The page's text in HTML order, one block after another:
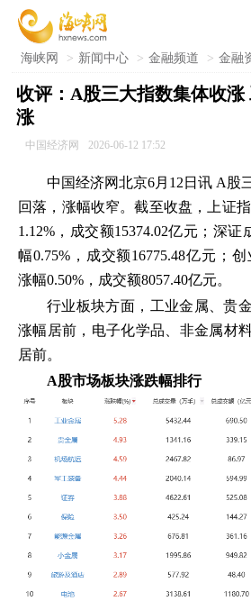
海峡网 > 新闻中心 > 金融频道 > 金融
收评：A股三大指数集体收涨
涨
中国经济网 2026-06-12 17:52
中国经济网北京6月12日讯 A股
回落，涨幅收窄。截至收盘，上证
1.12%，成交额15374.02亿元；深证
幅0.75%，成交额16775.48亿元；创
涨幅0.50%，成交额8057.40亿元。
行业板块方面，工业金属、贵
涨幅居前，电子化学品、非金属材
居前。
A股市场板块涨跌幅排行